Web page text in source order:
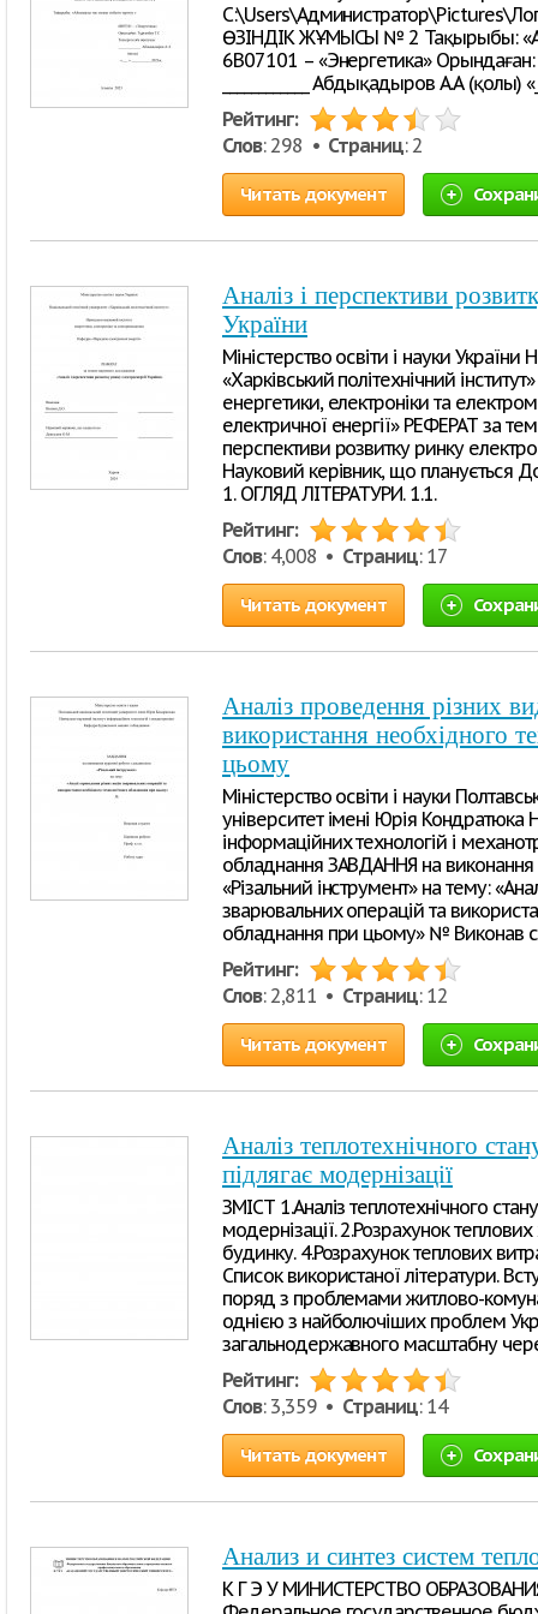
ӨЗІНДІК ЖҰМЫСЫ № 2 Тақырыбы:
6В07101 – «Энергетика»
____________ Абдықадыров А.А (қолы)
Рейтинг:
Слов: 298 • Страниц: 2
Читать документ
Аналіз і перспективи
України
Міністерство освіти і науки України
«Харківський політехнічний
енергетики, електроніки та
електричної енергії» РЕФЕРАТ за
перспективи розвитку ринку
Науковий керівник, що планується
1. ОГЛЯД ЛІТЕРАТУРИ. 1.1.
Рейтинг:
Слов: 4,008 • Страниц: 17
Читать документ
Аналіз проведення різних
використання необхідного
цьому
Міністерство освіти і науки
університет імені Юрія Кондратюка
інформаційних технологій і
обладнання ЗАВДАННЯ на виконання
«Різальний інструмент» на тему:
зварювальних операцій та
обладнання при цьому» № Виконав
Рейтинг:
Слов: 2,811 • Страниц: 12
Читать документ
Аналіз теплотехнічного
підлягає модернізації
ЗМІСТ 1.Аналіз теплотехнічного
модернізації. 2.Розрахунок
будинку. 4.Розрахунок теплових
Список використаної літератури.
поряд з проблемами житлово-
однією з найболючіших проблем
загальнодержавного масштабну
Рейтинг:
Слов: 3,359 • Страниц: 14
Читать документ
Анализ и синтез систем
К Г Э У МИНИСТЕРСТВО